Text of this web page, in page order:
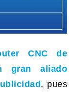
CNC de
gran aliado
, pues